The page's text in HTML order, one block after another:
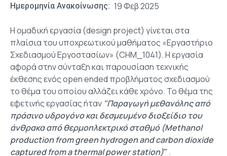
Ημερομηνία Ανακοίνωσης 19 Φεβ 2025
Η ομαδική εργασία (design project) γίνεται στα
πλαίσια του υποχρεωτικού μαθήματος «Εργαστήριο
Σχεδιασμού Εργοστασίων» (CHM_1041). Η εργασία
αφορά στην σύνταξη και παρουσίαση τεχνικής
έκθεσης ενός open ended προβλήματος σχεδιασμού
το θέμα του οποίου αλλάζει κάθε χρόνο. Το θέμα της
εφετινής εργασίας ήταν "Παραγωγή μεθανόλης από
πράσινο υδρογόνο και δεσμευμένο διοξείδιο του
άνθρακα από θερμοηλεκτρικό σταθμό (Methanol
production from green hydrogen and carbon dioxide
captured from a thermal power station)" .